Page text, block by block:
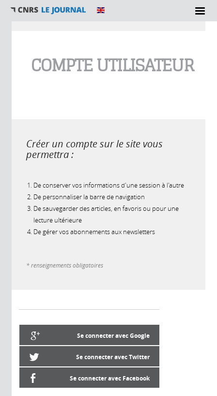
COMPTE UTILISATEUR
Créer un compte sur le site vous
permettra :
De conserver vos informations d'une session à l'autre
De personnaliser la barre de navigation
De sauvegarder des articles, en favoris ou pour une
lecture ultérieure
De gérer vos abonnements aux newsletters
* renseignements obligatoires
Se connecter avec Google
Se connecter avec Twitter
Se connecter avec Facebook